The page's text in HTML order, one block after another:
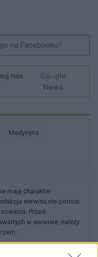
na Facebooku?
nas
Google
News
Medycyna
mają charakter
serwisu nie ponosi
Przed
w serwisie, należy